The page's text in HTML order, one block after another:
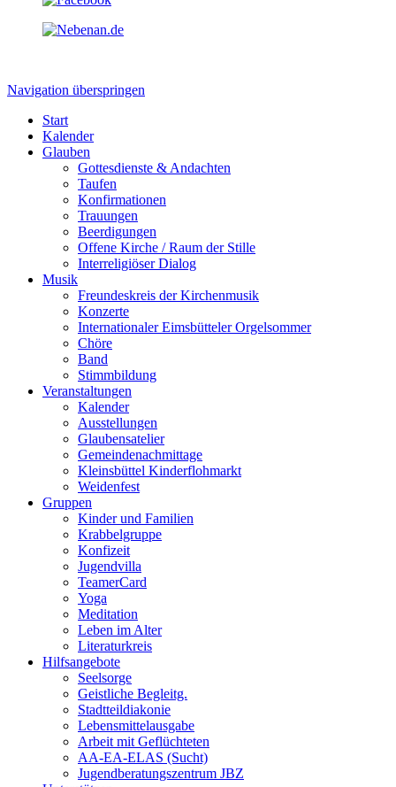
Navigation überspringen
Start
Kalender
Glauben
Gottesdienste & Andachten
Taufen
Konfirmationen
Trauungen
Beerdigungen
Offene Kirche / Raum der Stille
Interreligiöser Dialog
Musik
Freundeskreis der Kirchenmusik
Konzerte
Internationaler Eimsbütteler Orgelsommer
Chöre
Band
Stimmbildung
Veranstaltungen
Kalender
Ausstellungen
Glaubensatelier
Gemeindenachmittage
Kleinsbüttel Kinder­flohmarkt
Weidenfest
Gruppen
Kinder und Familien
Krabbelgruppe
Konfizeit
Jugendvilla
TeamerCard
Yoga
Meditation
Leben im Alter
Literaturkreis
Hilfsangebote
Seelsorge
Geistliche Begleitg.
Stadtteildiakonie
Lebensmittelausgabe
Arbeit mit Geflüchteten
AA-EA-ELAS (Sucht)
Jugendberatungs­zentrum JBZ